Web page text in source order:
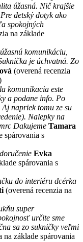
úžasná. Nič krajšie
detský dotyk ako
spokojných
na základe
komunikáciu,
je úchvatná. Zo
(overená recenzia
komunikacia este
a podane info. Po
napriek tomu ze su
Nalepky na
Dakujeme Tamara
spárovania s
Evka
spárovania s
do interiéru dcérka
(overená recenzia na
super
určite sme
sa zo sukničky veľmi
na základe spárovania